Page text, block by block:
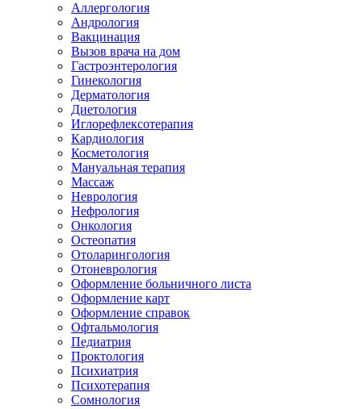
Аллергология
Андрология
Вакцинация
Вызов врача на дом
Гастроэнтерология
Гинекология
Дерматология
Диетология
Иглорефлексотерапия
Кардиология
Косметология
Мануальная терапия
Массаж
Неврология
Нефрология
Онкология
Остеопатия
Отоларингология
Отоневрология
Оформление больничного листа
Оформление карт
Оформление справок
Офтальмология
Педиатрия
Проктология
Психиатрия
Психотерапия
Сомнология